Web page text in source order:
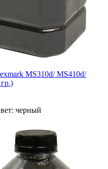
MS310d/ MS410d/
черный